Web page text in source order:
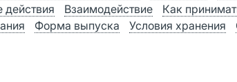
Взаимодействие Как
Форма выпуска Условия хранения